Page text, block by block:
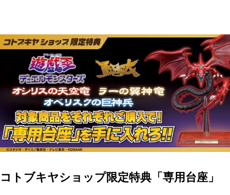
コトブキヤショップ限定特典「専用台座」